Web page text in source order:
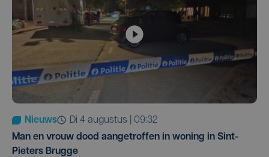
Nieuws
di 4 augustus | 09:32
Man en vrouw dood aangetroffen in woning in Sint-
Pieters Brugge